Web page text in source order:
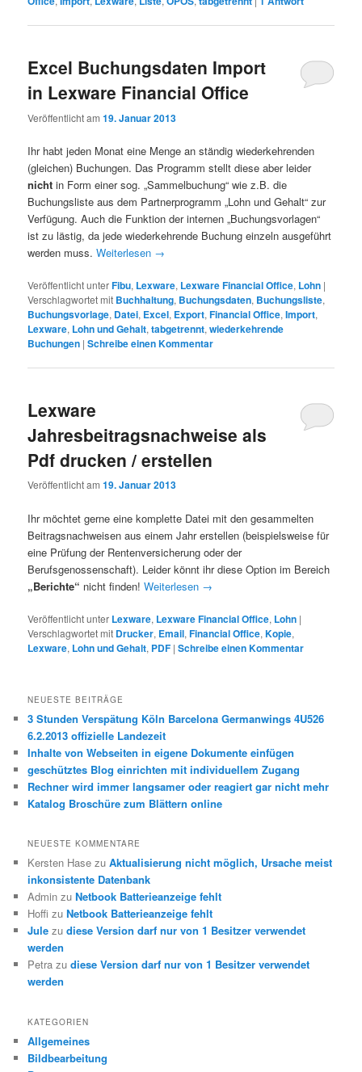
Excel Buchungsdaten Import
in Lexware Financial Office
Veröffentlicht am19. Januar 2013
Ihr habt jeden Monat eine Menge an ständig wiederkehrenden
(gleichen) Buchungen. Das Programm stellt diese aber leider
nicht in Form einer sog. „Sammelbuchung“ wie z.B. die
Buchungsliste aus dem Partnerprogramm „Lohn und Gehalt“ zur
Verfügung. Auch die Funktion der internen „Buchungsvorlagen“
ist zu lästig, da jede wiederkehrende Buchung einzeln ausgeführt
werden muss.Weiterlesen →
Veröffentlicht unterFibu, Lexware, Lexware Financial Office, Lohn |
Verschlagwortet mit Buchhaltung, Buchungsdaten, Buchungsliste,
Buchungsvorlage, Datei, Excel, Export,Financial Office,Import,
Lexware, Lohn und Gehalt,tabgetrennt,wiederkehrende
Buchungen |Schreibe einen Kommentar
Lexware
Jahresbeitragsnachweise als
Pdf drucken / erstellen
Veröffentlicht am19. Januar 2013
Ihr möchtet gerne eine komplette Datei mit den gesammelten
Beitragsnachweisen aus einem Jahr erstellen (beispielsweise für
eine Prüfung der Rentenversicherung oder der
Berufsgenossenschaft). Leider könnt ihr diese Option im Bereich
„Berichte“ nicht finden!Weiterlesen →
Veröffentlicht unter Lexware, Lexware Financial Office, Lohn |
Verschlagwortet mit Drucker, Email,Financial Office,Kopie,
Lexware, Lohn und Gehalt, PDF |Schreibe einen Kommentar
NEUESTE BEITRÄGE
3 Stunden Verspätung Köln Barcelona Germanwings 4U526
6.2.2013 offizielle Landezeit
Inhalte von Webseiten in eigene Dokumente einfügen
geschütztes Blog einrichten mit individuellem Zugang
Rechner wird immer langsamer oder reagiert gar nicht mehr
Katalog Broschüre zum Blättern online
NEUESTE KOMMENTARE
Kersten Hase zuAktualisierung nicht möglich, Ursache meist
inkonsistente Datenbank
Admin zuNetbook Batterieanzeige fehlt
Hoffi zuNetbook Batterieanzeige fehlt
Jule zudiese Version darf nur von 1 Besitzer verwendet
werden
Petra zudiese Version darf nur von 1 Besitzer verwendet
werden
KATEGORIEN
Allgemeines
Bildbearbeitung